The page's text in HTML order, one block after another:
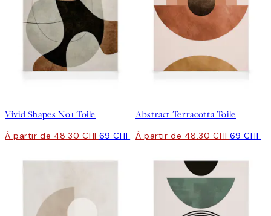
Vivid Shapes No1 Toile
À partir de 48.30 CHF69 CHF
Abstract Terracotta Toile
À partir de 48.30 CHF69 CHF